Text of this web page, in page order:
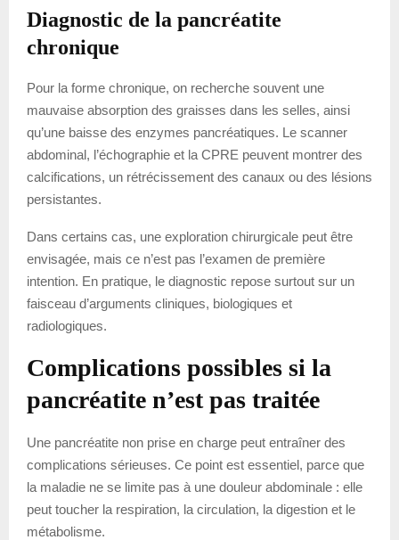
Diagnostic de la pancréatite
chronique
Pour la forme chronique, on recherche souvent une
mauvaise absorption des graisses dans les selles, ainsi
qu’une baisse des enzymes pancréatiques. Le scanner
abdominal, l’échographie et la CPRE peuvent montrer des
calcifications, un rétrécissement des canaux ou des lésions
persistantes.
Dans certains cas, une exploration chirurgicale peut être
envisagée, mais ce n’est pas l’examen de première
intention. En pratique, le diagnostic repose surtout sur un
faisceau d’arguments cliniques, biologiques et
radiologiques.
Complications possibles si la
pancréatite n’est pas traitée
Une pancréatite non prise en charge peut entraîner des
complications sérieuses. Ce point est essentiel, parce que
la maladie ne se limite pas à une douleur abdominale : elle
peut toucher la respiration, la circulation, la digestion et le
métabolisme.